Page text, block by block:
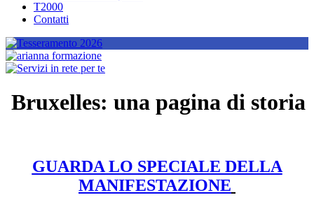
T2000
Contatti
Bruxelles: una pagina di storia
GUARDA LO SPECIALE DELLA
MANIFESTAZIONE